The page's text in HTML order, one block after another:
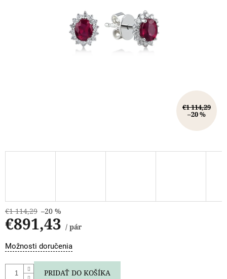
€1 114,29
–20 %
€1 114,29 –20 %
€891,43 / pár
Jednotková
cena:
Možnosti doručenia
PRIDAŤ DO KOŠÍKA